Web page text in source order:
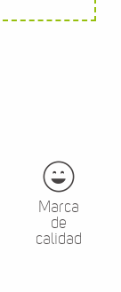
Marca
de
calidad